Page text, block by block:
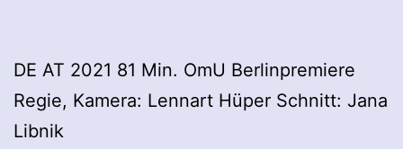
DE AT 2021 81 Min. OmU Berlinpremiere
Regie, Kamera: Lennart Hüper Schnitt: Jana
Libnik